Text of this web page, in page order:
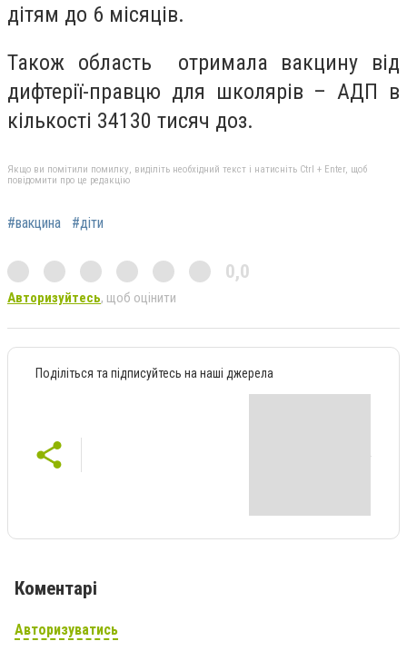
дітям до 6 місяців.
Також область отримала вакцину від
дифтерії-правцю для школярів – АДП в
кількості 34130 тисяч доз.
Якщо ви помітили помилку, виділіть необхідний текст і натисніть Ctrl + Enter, щоб
повідомити про це редакцію
#вакцина #діти
0,0
Авторизуйтесь, щоб оцінити
Поділіться та підписуйтесь на наші джерела
Коментарі
Авторизуватись